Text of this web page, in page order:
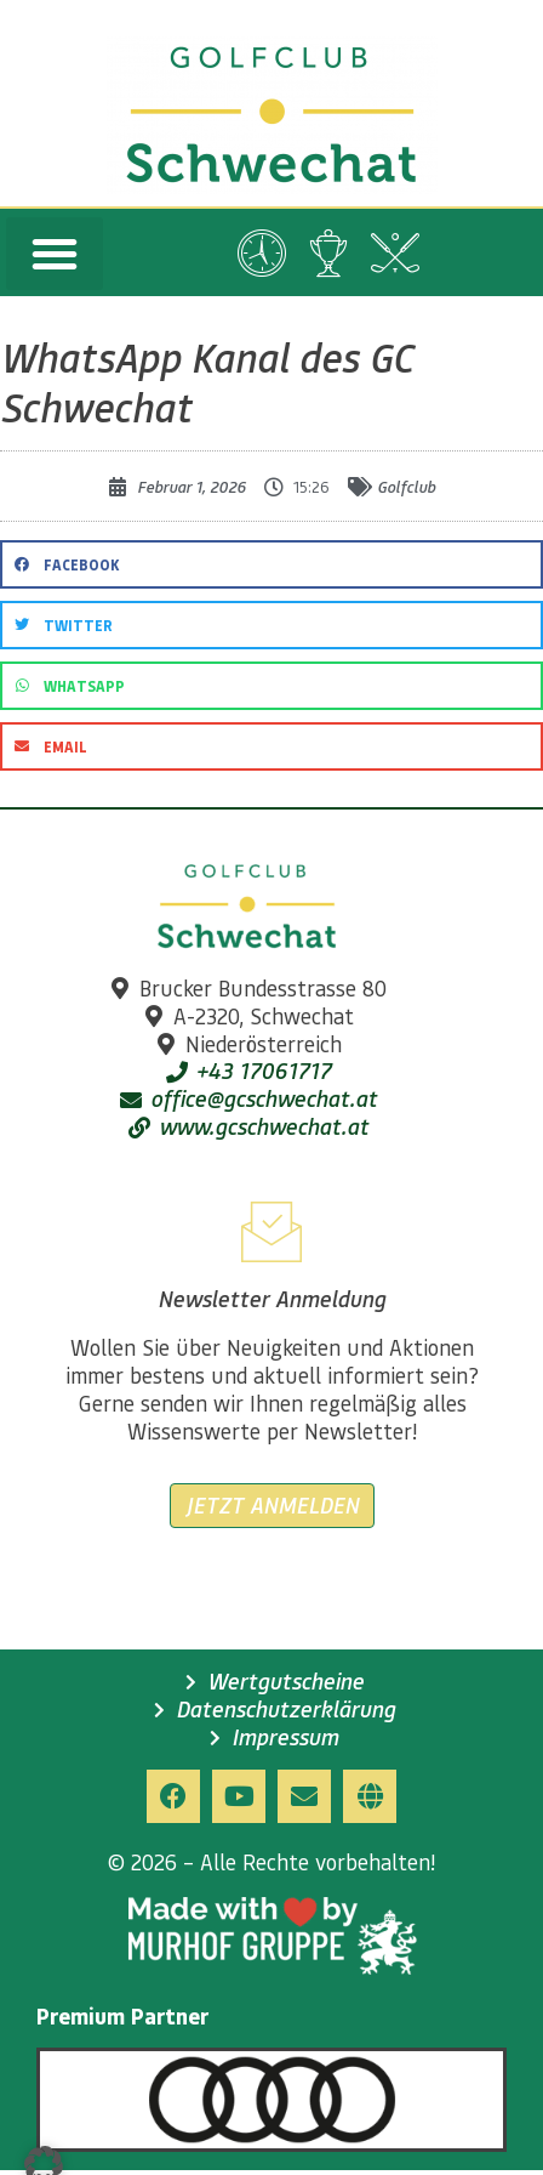
WhatsApp Kanal des GC
Schwechat
Februar 1, 2026 15:26 Golfclub
FACEBOOK
TWITTER
WHATSAPP
EMAIL
Brucker Bundesstrasse 80
A-2320, Schwechat
Niederösterreich
+43 17061717
office@gcschwechat.at
www.gcschwechat.at
Newsletter Anmeldung
Wollen Sie über Neuigkeiten und Aktionen
immer bestens und aktuell informiert sein?
Gerne senden wir Ihnen regelmäßig alles
Wissenswerte per Newsletter!
JETZT ANMELDEN
Wertgutscheine
Datenschutzerklärung
Impressum
© 2026 – Alle Rechte vorbehalten!
Premium Partner